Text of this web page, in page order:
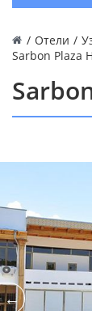
/ Отели /
Sarbon Plaza